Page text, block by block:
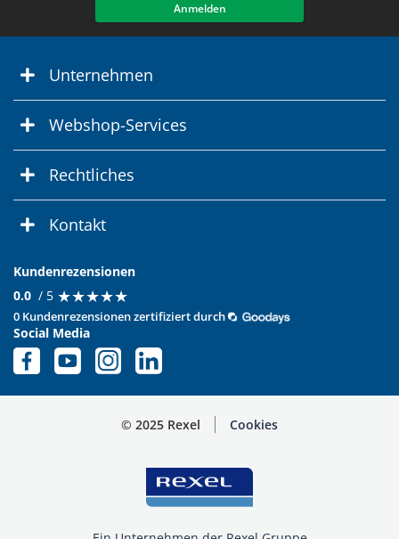
Anmelden
Unternehmen
Webshop-Services
Rechtliches
Kontakt
Kundenrezensionen
0.0 / 5 ★★★★★
★★★★★
0 Kundenrezensionen zertifiziert durch
Social Media
© 2025 Rexel Cookies